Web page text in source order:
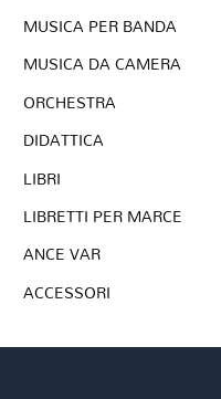
MUSICA PER BANDA
MUSICA DA CAMERA
ORCHESTRA
DIDATTICA
LIBRI
LIBRETTI PER MARCE
ANCE VAR
ACCESSORI